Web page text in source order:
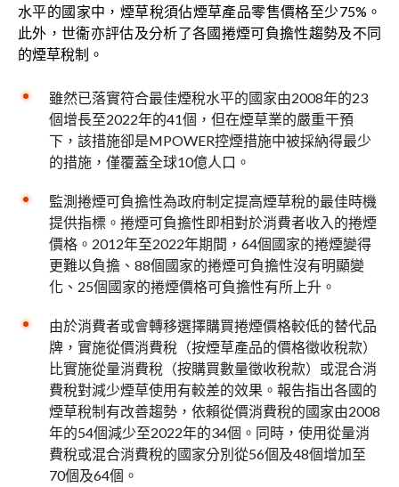
水平的國家中，煙草稅須佔煙草產品零售價格至少75%。
此外，世衞亦評估及分析了各國捲煙可負擔性趨勢及不同
的煙草稅制。
雖然已落實符合最佳煙稅水平的國家由2008年的23
個增長至2022年的41個，但在煙草業的嚴重干預
下，該措施卻是MPOWER控煙措施中被採納得最少
的措施，僅覆蓋全球10億人口。
監測捲煙可負擔性為政府制定提高煙草稅的最佳時機
提供指標。捲煙可負擔性即相對於消費者收入的捲煙
價格。2012年至2022年期間，64個國家的捲煙變得
更難以負擔、88個國家的捲煙可負擔性沒有明顯變
化、25個國家的捲煙價格可負擔性有所上升。
由於消費者或會轉移選擇購買捲煙價格較低的替代品
牌，實施從價消費稅（按煙草產品的價格徵收稅款）
比實施從量消費稅（按購買數量徵收稅款）或混合消
費稅對減少煙草使用有較差的效果。報告指出各國的
煙草稅制有改善趨勢，依賴從價消費稅的國家由2008
年的54個減少至2022年的34個。同時，使用從量消
費稅或混合消費稅的國家分別從56個及48個增加至
70個及64個。